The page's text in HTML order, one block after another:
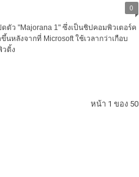
0
ตัว "Majorana 1" ซึ่งเป็นชิปคอมพิวเตอร์ค
หลังจากที่ Microsoft ใช้เวลากว่าเกือบ
วติ้ง
หน้า 1 ของ 50